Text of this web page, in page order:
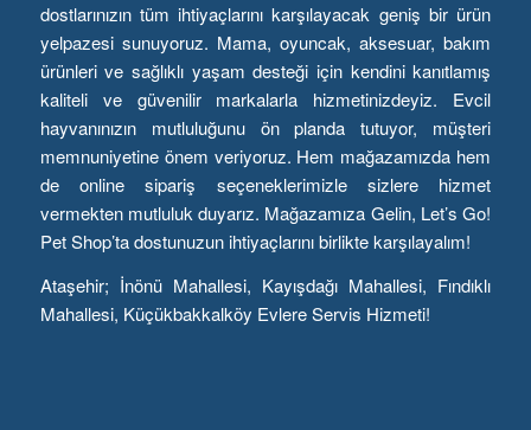
dostlarınızın tüm ihtiyaçlarını karşılayacak geniş bir ürün
yelpazesi sunuyoruz. Mama, oyuncak, aksesuar, bakım
ürünleri ve sağlıklı yaşam desteği için kendini kanıtlamış
kaliteli ve güvenilir markalarla hizmetinizdeyiz. Evcil
hayvanınızın mutluluğunu ön planda tutuyor, müşteri
memnuniyetine önem veriyoruz. Hem mağazamızda hem
de online sipariş seçeneklerimizle sizlere hizmet
vermekten mutluluk duyarız. Mağazamıza Gelin, Let’s Go!
Pet Shop’ta dostunuzun ihtiyaçlarını birlikte karşılayalım!
Ataşehir; İnönü Mahallesi, Kayışdağı Mahallesi, Fındıklı
Mahallesi, Küçükbakkalköy Evlere Servis Hizmeti!